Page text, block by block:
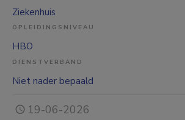
Ziekenhuis
OPLEIDINGSNIVEAU
HBO
DIENSTVERBAND
Niet nader bepaald
19-06-2026